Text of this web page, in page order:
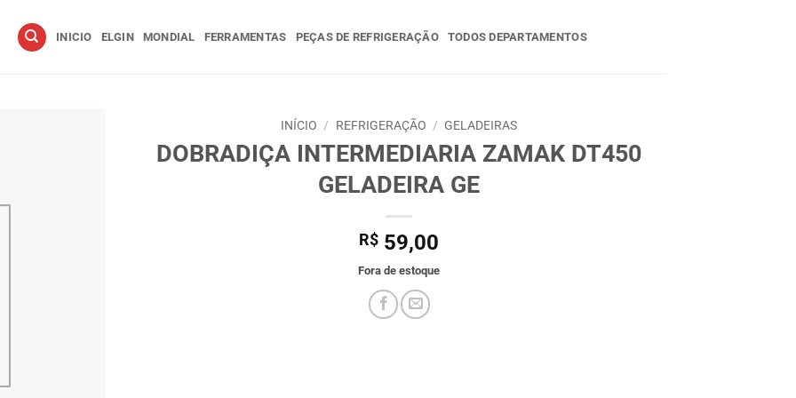
INICIO ELGIN MONDIAL FERRAMENTAS PEÇAS DE REFRIGERAÇÃO TODOS DEPARTAMENTOS
INÍCIO / REFRIGERAÇÃO / GELADEIRAS
DOBRADIÇA INTERMEDIARIA ZAMAK DT450
GELADEIRA GE
R$ 59,00
Fora de estoque